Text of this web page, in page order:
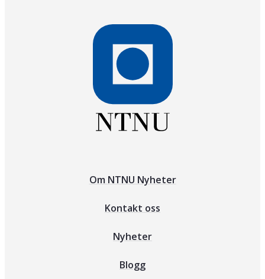
Om NTNU Nyheter
Kontakt oss
Nyheter
Blogg